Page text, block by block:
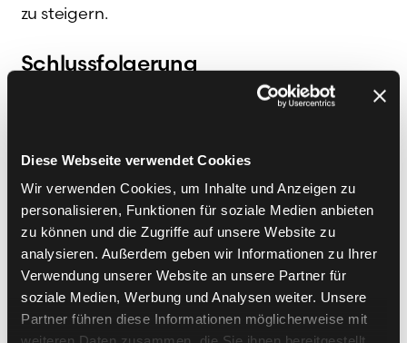
Diese Webseite verwendet Cookies
Wir verwenden Cookies, um Inhalte und Anzeigen zu
personalisieren, Funktionen für soziale Medien anbieten
zu können und die Zugriffe auf unsere Website zu
analysieren. Außerdem geben wir Informationen zu Ihrer
Verwendung unserer Website an unsere Partner für
soziale Medien, Werbung und Analysen weiter. Unsere
Partner führen diese Informationen möglicherweise mit
zu steigern.
Schlussfolgerung
Smart Contracts bieten eine aufregende
Verträgen und Transaktionen. Ihre Fähigkeit,
Prozesse zu automatisieren und dabei
Vertrauen durch Transparenz zu schaffen, ist
unvergleichlich. Unternehmen, die diese
Technologie einführen, können signifikante
Vorteile in Effizienz, Kosteneinsparungen und
Risikominimierung erzielen. Dennoch ist es
unerlässlich, die Herausforderungen,